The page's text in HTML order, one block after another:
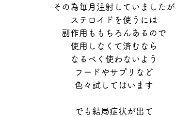
その為毎月注射していましたが
ステロイドを使うには
副作用ももちろんあるので
使用しなくて済むなら
なるべく使わないよう
フードやサプリなど
色々試してはいます
でも結局症状が出て